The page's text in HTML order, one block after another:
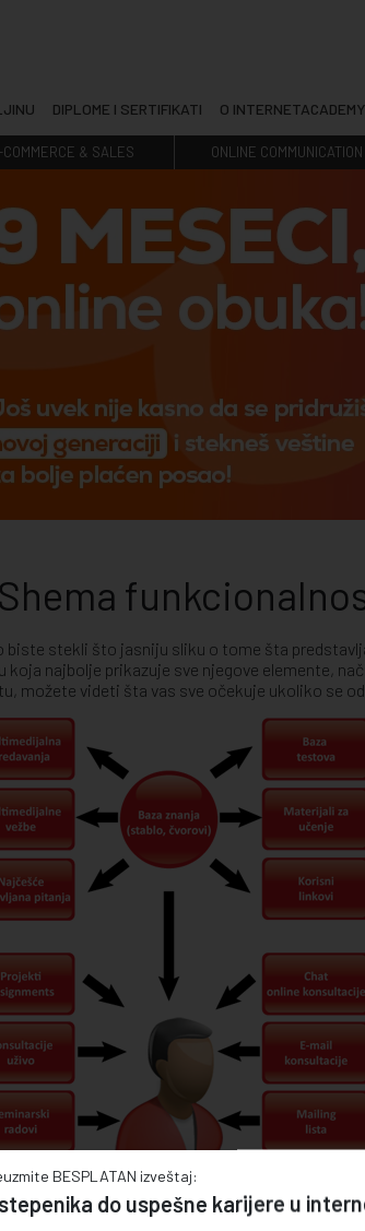
BESPLATAN izveštaj:
do uspešne karijere u
DIPLOME I SERTIFIKATI O INTERNETACADEMY
COMMERCE & SALES ONLINE COMMUNICATION
Shema
biste stekli što jasniju sliku o tome šta
koja najbolje prikazuje sve njegove elemente,
možete videti šta vas sve očekuje ukoliko se